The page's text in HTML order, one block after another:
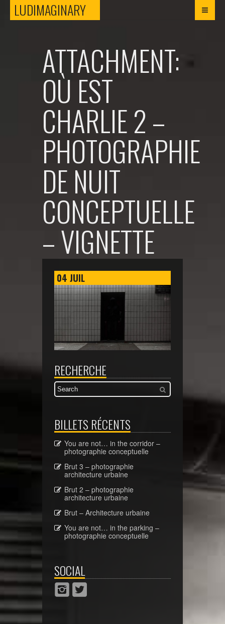
LUDIMAGINARYLUDIMAGINARY
ATTACHMENT:
OÙ EST
CHARLIE 2 –
PHOTOGRAPHIE
DE NUIT
CONCEPTUELLE
– VIGNETTE
04 JUIL
RECHERCHE
BILLETS RÉCENTS
You are not… in the corridor –
photographie conceptuelle
Brut 3 – photographie
architecture urbaine
Brut 2 – photographie
architecture urbaine
Brut – Architecture urbaine
You are not… in the parking –
photographie conceptuelle
SOCIAL